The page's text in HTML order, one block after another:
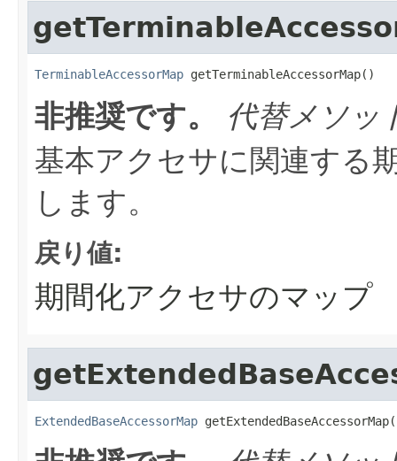
TerminableAccessorMap getTerminableAccessorMap()
非推奨です。
代替メソッ
基本アクセサに関連する
します。
戻り値:
期間化アクセサのマップ
ExtendedBaseAccessorMap